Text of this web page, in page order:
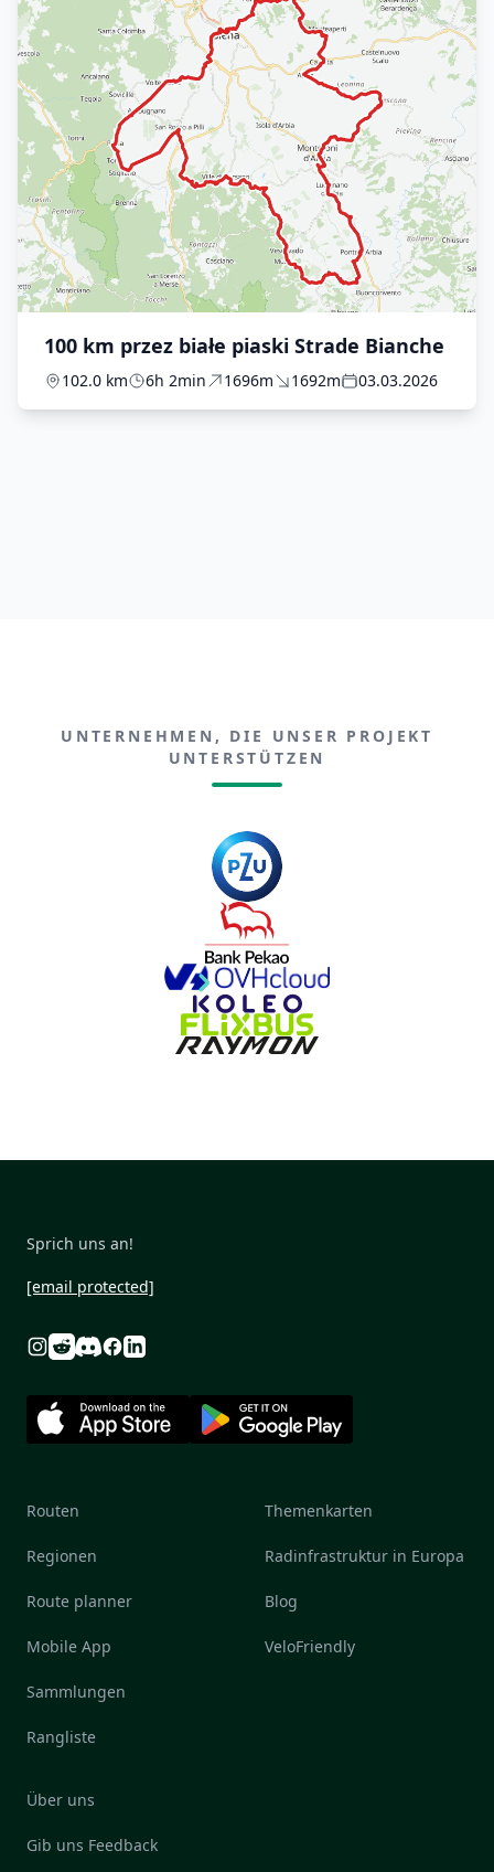
100 km przez białe piaski Strade Bianche
102.0 km 6h 2min 1696m 1692m 03.03.2026
UNTERNEHMEN, DIE UNSER PROJEKT
UNTERSTÜTZEN
Sprich uns an!
[email protected]
Instagram
RedditDiscord
Facebook
Linkedin
Routen
Regionen
Route planner
Mobile App
Sammlungen
Rangliste
Themenkarten
Radinfrastruktur in Europa
Blog
VeloFriendly
Über uns
Gib uns Feedback